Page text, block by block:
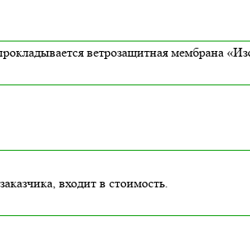
ветрозащитная мембрана
входит в стоимость.